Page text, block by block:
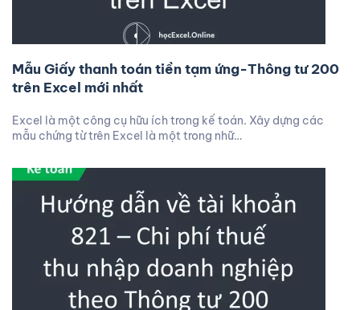
Mẫu Giấy thanh toán tiền tạm ứng-Thông tư 200
trên Excel mới nhất
Excel là một công cụ hữu ích trong kế toán. Xây dựng các
mẫu chứng từ trên Excel là một trong nhữ…